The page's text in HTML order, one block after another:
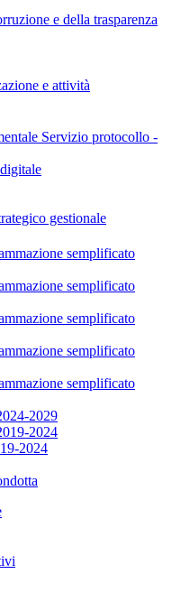
e della trasparenza
e attività
Servizio protocollo -
gestionale
semplificato
semplificato
semplificato
semplificato
semplificato
2029
2024
2024